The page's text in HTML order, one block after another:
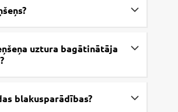
uztura bagātinātāja
blakusparādības?